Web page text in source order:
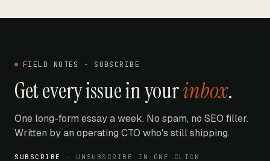
FIELD NOTES - SUBSCRIBE
Get every issue in yourinbox.
One long-form essay a week. No spam, no SEO filler.
Written by an operating CTO who's still shipping.
SUBSCRIBE - UNSUBSCRIBE IN ONE CLICK